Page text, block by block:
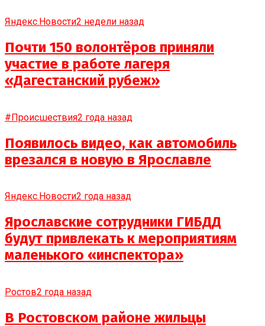
Яндекс.Новости2 недели назад
Почти 150 волонтёров приняли
участие в работе лагеря
«Дагестанский рубеж»
#Происшествия2 года назад
Появилось видео, как автомобиль
врезался в новую в Ярославле
Яндекс.Новости2 года назад
Ярославские сотрудники ГИБДД
будут привлекать к мероприятиям
маленького «инспектора»
Ростов2 года назад
В Ростовском районе жильцы